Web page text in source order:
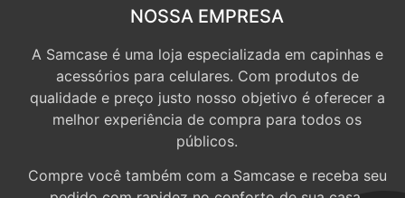
NOSSA EMPRESA
A Samcase é uma loja especializada em capinhas e
acessórios para celulares. Com produtos de
qualidade e preço justo nosso objetivo é oferecer a
melhor experiência de compra para todos os
públicos.
Compre você também com a Samcase e receba seu